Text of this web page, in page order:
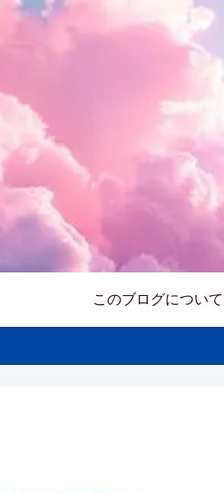
このブログについて